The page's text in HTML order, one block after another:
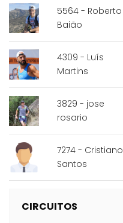
5564 - Roberto
Baião
4309 - Luís
Martins
3829 - jose
rosario
7274 - Cristiano
Santos
CIRCUITOS